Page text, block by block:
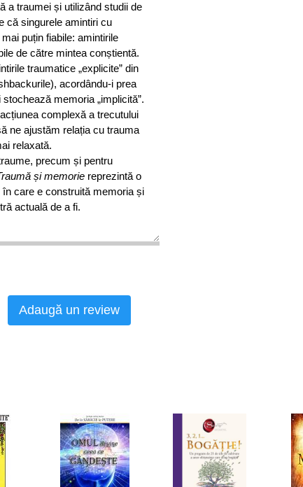
a traumei și utilizând studii de
că singurele amintiri cu
puțin fiabile: amintirile
de către mintea conștientă.
traumatice „explicite” din
acordându-i prea
memoria „implicită”.
complexă a trecutului
ne ajustăm relația cu trauma
relaxată.
precum și pentru
și memorie reprezintă o
care e construită memoria și
actuală de a fi.
Adaugă un review